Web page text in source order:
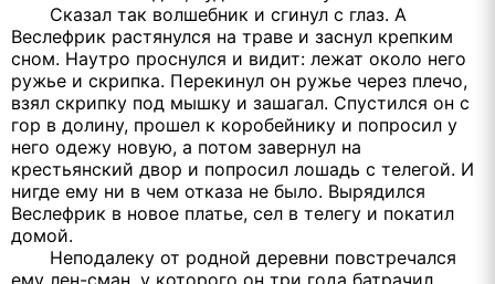
Сказал так волшебник и сгинул с глаз. А
Веслефрик растянулся на траве и заснул крепким
сном. Наутро проснулся и видит: лежат около него
ружье и скрипка. Перекинул он ружье через плечо,
взял скрипку под мышку и зашагал. Спустился он с
гор в долину, прошел к коробейнику и попросил у
него одежу новую, а потом завернул на
крестьянский двор и попросил лошадь с телегой. И
нигде ему ни в чем отказа не было. Вырядился
Веслефрик в новое платье, сел в телегу и покатил
домой.
Неподалеку от родной деревни повстречался